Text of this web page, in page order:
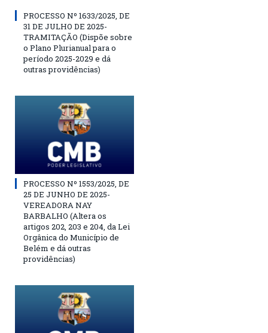
PROCESSO Nº 1633/2025, DE
31 DE JULHO DE 2025-
TRAMITAÇÃO (Dispõe sobre
o Plano Plurianual para o
período 2025-2029 e dá
outras providências)
PROCESSO Nº 1553/2025, DE
25 DE JUNHO DE 2025-
VEREADORA NAY
BARBALHO (Altera os
artigos 202, 203 e 204, da Lei
Orgânica do Município de
Belém e dá outras
providências)